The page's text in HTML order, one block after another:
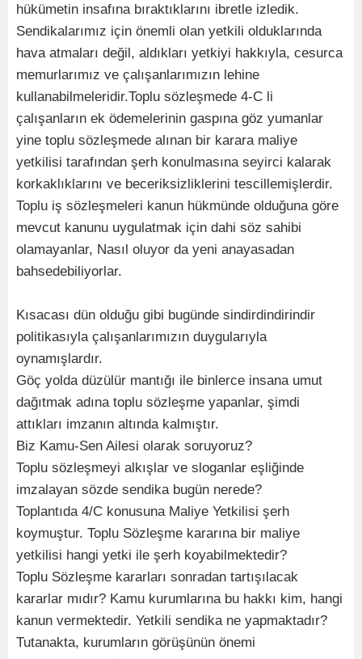
hükümetin insafına bıraktıklarını ibretle izledik.
Sendikalarımız için önemli olan yetkili olduklarında
hava atmaları değil, aldıkları yetkiyi hakkıyla, cesurca
memurlarımız ve çalışanlarımızın lehine
kullanabilmeleridir.Toplu sözleşmede 4-C li
çalışanların ek ödemelerinin gaspına göz yumanlar
yine toplu sözleşmede alınan bir karara maliye
yetkilisi tarafından şerh konulmasına seyirci kalarak
korkaklıklarını ve beceriksizliklerini tescillemişlerdir.
Toplu iş sözleşmeleri kanun hükmünde olduğuna göre
mevcut kanunu uygulatmak için dahi söz sahibi
olamayanlar, Nasıl oluyor da yeni anayasadan
bahsedebiliyorlar.
Kısacası dün olduğu gibi bugünde sindirdindirindir
politikasıyla çalışanlarımızın duygularıyla
oynamışlardır.
Göç yolda düzülür mantığı ile binlerce insana umut
dağıtmak adına toplu sözleşme yapanlar, şimdi
attıkları imzanın altında kalmıştır.
Biz Kamu-Sen Ailesi olarak soruyoruz?
Toplu sözleşmeyi alkışlar ve sloganlar eşliğinde
imzalayan sözde sendika bugün nerede?
Toplantıda 4/C konusuna Maliye Yetkilisi şerh
koymuştur. Toplu Sözleşme kararına bir maliye
yetkilisi hangi yetki ile şerh koyabilmektedir?
Toplu Sözleşme kararları sonradan tartışılacak
kararlar mıdır? Kamu kurumlarına bu hakkı kim, hangi
kanun vermektedir. Yetkili sendika ne yapmaktadır?
Tutanakta, kurumların görüşünün önemi